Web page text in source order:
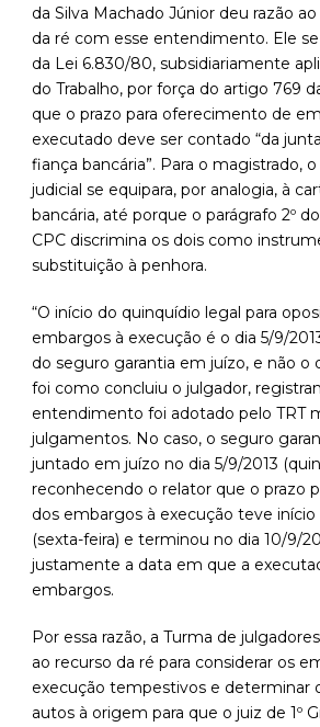
da Silva Machado Júnior deu razão
da ré com esse entendimento. Ele
da Lei 6.830/80, subsidiariamente
do Trabalho, por força do artigo 769
que o prazo para oferecimento de
executado deve ser contado “da
fiança bancária”. Para o magistrado,
judicial se equipara, por analogia, à
bancária, até porque o parágrafo 2º
CPC discrimina os dois como
substituição à penhora.
“O início do quinquídio legal para
embargos à execução é o dia 5/9/
do seguro garantia em juízo, e não o
foi como concluiu o julgador,
entendimento foi adotado pelo TRT
julgamentos. No caso, o seguro
juntado em juízo no dia 5/9/2013
reconhecendo o relator que o prazo
dos embargos à execução teve início
(sexta-feira) e terminou no dia 10/9/
justamente a data em que a
embargos.
Por essa razão, a Turma de
ao recurso da ré para considerar os
execução tempestivos e determinar
autos à origem para que o juiz de 1º